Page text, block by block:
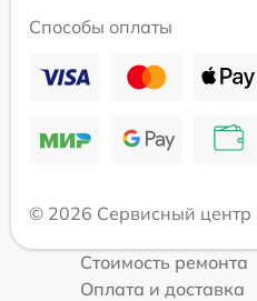
Способы оплаты
© 2026 Сервисный центр
Стоимость ремонта
Оплата и доставка